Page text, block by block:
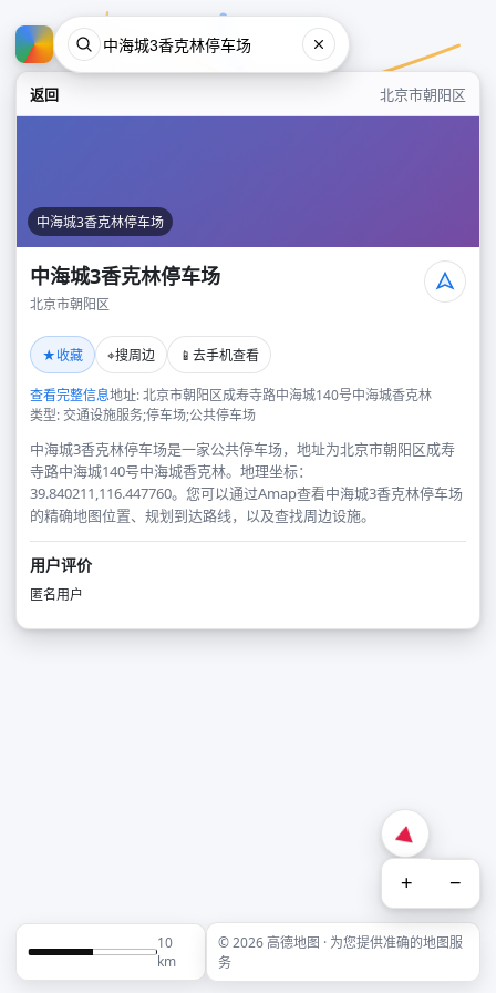
返回 北京市朝阳区
中海城3香克林停车场
中海城3香克林停车场
北京市朝阳区
★收藏 ⌖搜周边 📱 去手机查看
查看完整信息地址: 北京市朝阳区成寿寺路中海城140号中海城香克林
类型: 交通设施服务;停车场;公共停车场
中海城3香克林停车场是一家公共停车场，地址为北京市朝阳区成寿
寺路中海城140号中海城香克林。地理坐标：
39.840211,116.447760。您可以通过Amap查看中海城3香克林停车场
的精确地图位置、规划到达路线，以及查找周边设施。
用户评价
匿名用户
+ −
10
km
© 2026 高德地图 · 为您提供准确的地图服
务